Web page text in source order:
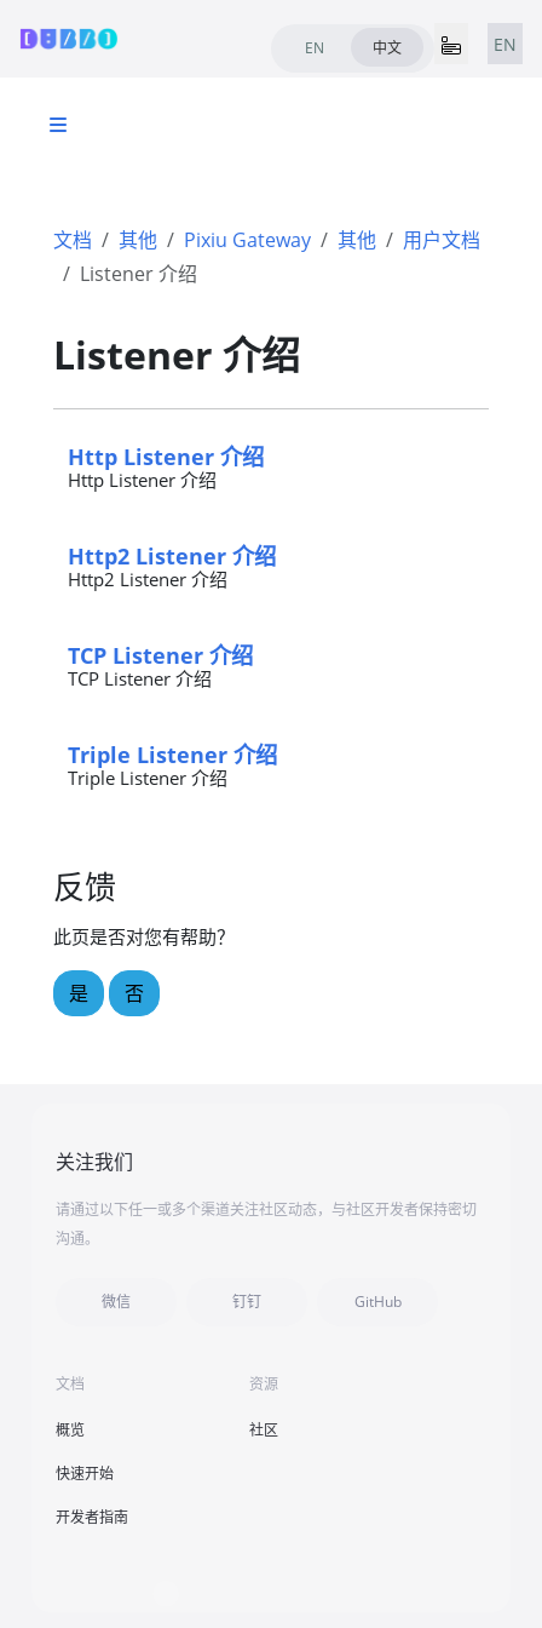
EN 中文 EN
文档 其他 Pixiu Gateway 其他
用户文档
Listener 介绍
Listener 介绍
Http Listener 介绍
Http Listener 介绍
Http2 Listener 介绍
Http2 Listener 介绍
TCP Listener 介绍
TCP Listener 介绍
Triple Listener 介绍
Triple Listener 介绍
反馈
此页是否对您有帮助？
是 否
关注我们
请通过以下任一或多个渠道关注社区动态，与社区开发者保持密切
沟通。
微信 钉钉 GitHub
文档
概览
快速开始
开发者指南
资源
社区